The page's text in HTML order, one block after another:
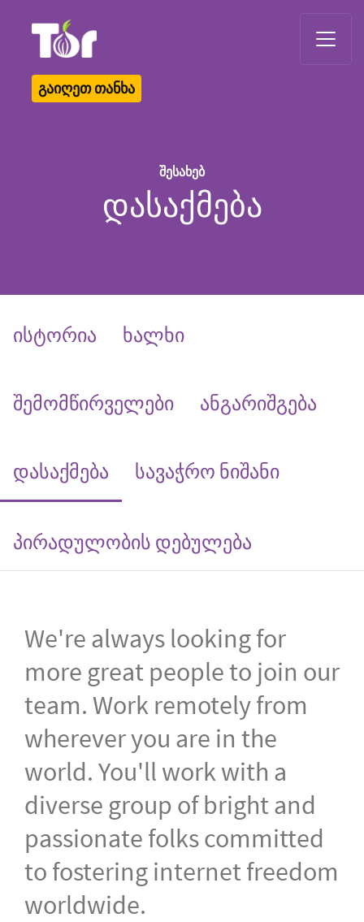
გაიღეთ თანხა
შესახებ
დასაქმება
ისტორია ხალხი
შემომწირველები ანგარიშგება
დასაქმება (current)
სავაჭრო ნიშანი
პირადულობის დებულება
We're always looking for
more great people to join our
team. Work remotely from
wherever you are in the
world. You'll work with a
diverse group of bright and
passionate folks committed
to fostering internet freedom
worldwide.